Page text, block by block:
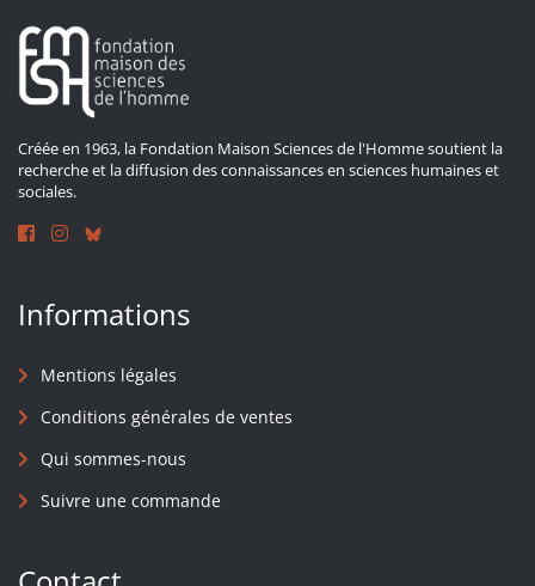
Créée en 1963, la Fondation Maison Sciences de l'Homme soutient la
recherche et la diffusion des connaissances en sciences humaines et
sociales.
Informations
Mentions légales
Conditions générales de ventes
Qui sommes-nous
Suivre une commande